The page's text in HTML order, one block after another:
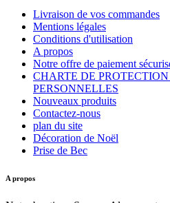
Livraison de vos commandes
Mentions légales
Conditions d'utilisation
A propos
Notre offre de paiement
CHARTE DE
PERSONNELLES
Nouveaux produits
Contactez-nous
plan du site
Décoration de Noël
Prise de Bec
A propos